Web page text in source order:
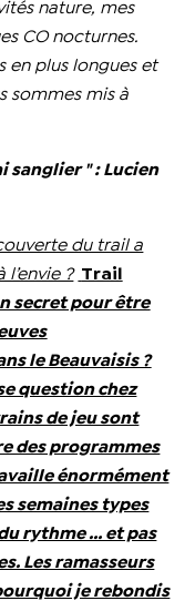
nature, mes
CO nocturnes.
en plus longues et
sommes mis à
sanglier " : Lucien
du trail a
? Trail
secret pour être
le Beauvaisis ?
question chez
de jeu sont
des programmes
énormément
semaines types
rythme … et pas
Les ramasseurs
je rebondis